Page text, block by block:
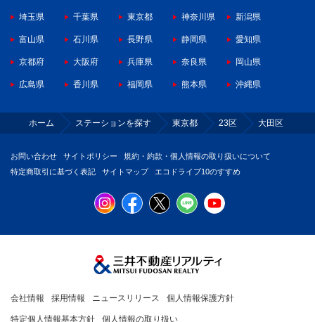
埼玉県 千葉県 東京都 神奈川県 新潟県
富山県 石川県 長野県 静岡県 愛知県
京都府 大阪府 兵庫県 奈良県 岡山県
広島県 香川県 福岡県 熊本県 沖縄県
ホーム ステーションを探す 東京都 23区 大田区
お問い合わせ サイトポリシー
規約・約款・個人情報の取り扱いについて
特定商取引に基づく表記
サイトマップ エコドライブ10のすすめ
会社情報 採用情報 ニュースリリース 個人情報保護方針
特定個人情報基本方針 個人情報の取り扱い